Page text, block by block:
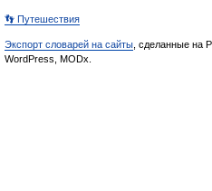
👣 Путешествия
Экспорт словарей на сайты , сделанные на
WordPress, MODx.